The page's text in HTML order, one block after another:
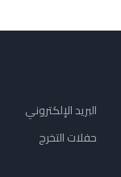
البريد الإلكتروني
حفلات التخرج